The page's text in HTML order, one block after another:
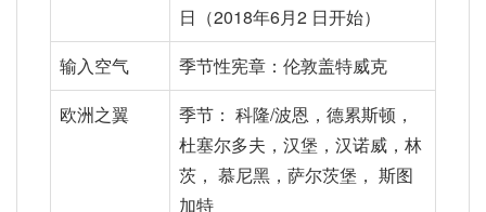
日（2018年6月2 日开始）
输入空气
季节性宪章：伦敦盖特威克
欧洲之翼
季节： 科隆/波恩，德累斯顿，
杜塞尔多夫，汉堡，汉诺威，林
茨， 慕尼黑，萨尔茨堡， 斯图
加特